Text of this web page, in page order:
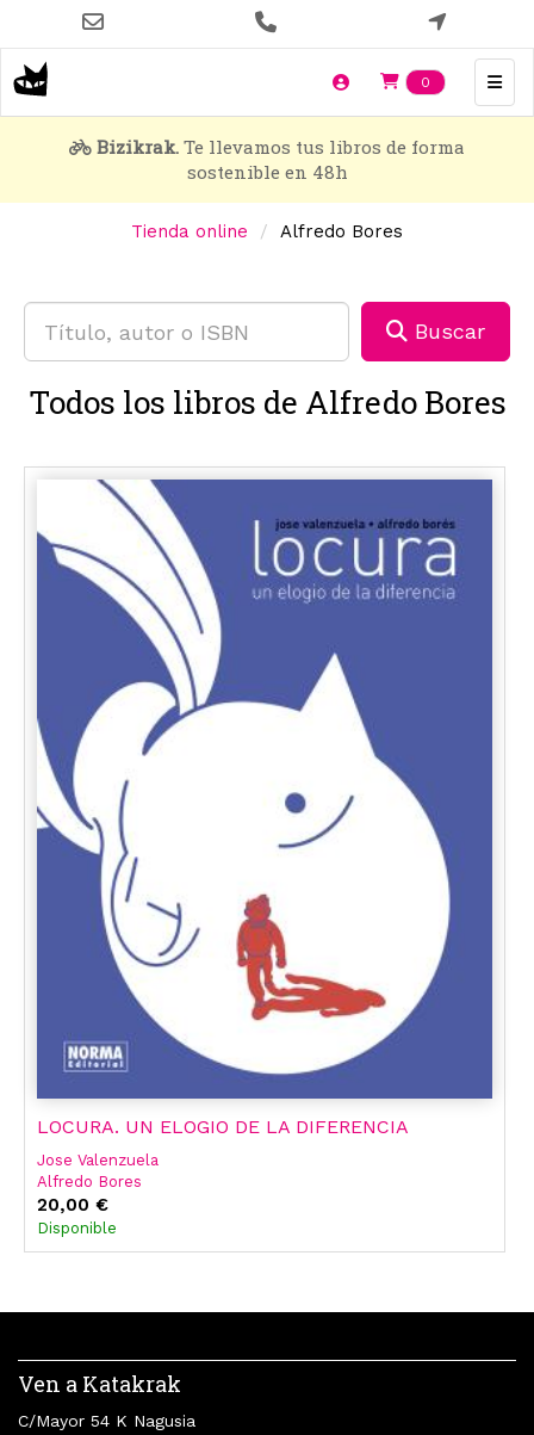
contenido
principal
0 Items en
Bizikrak. Te llevamos tus libros de forma
sostenible en 48h
Tienda online Alfredo Bores
Buscar
Todos los libros de Alfredo Bores
LOCURA. UN ELOGIO DE LA DIFERENCIA
Jose Valenzuela
Alfredo Bores
20,00 €
Disponible
Ven a Katakrak
C/Mayor 54 K Nagusia